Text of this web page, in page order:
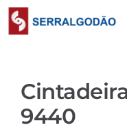
Skip
Linha de Produtos
9440